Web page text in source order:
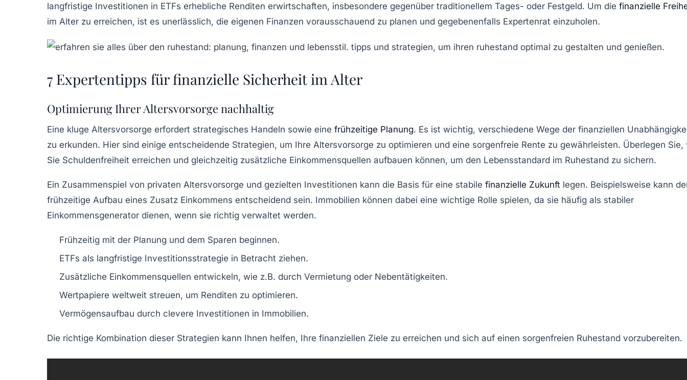
langfristige Investitionen in ETFs erhebliche Renditen erwirtschaften, insbesondere gegenüber traditionellem Tages- oder Festgeld. Um die finanzielle
im Alter zu erreichen, ist es unerlässlich, die eigenen Finanzen vorausschauend zu planen und gegebenenfalls Expertenrat einzuholen.
7 Expertentipps für finanzielle Sicherheit im Alter
Optimierung Ihrer Altersvorsorge nachhaltig
Eine kluge Altersvorsorge erfordert strategisches Handeln sowie eine frühzeitige Planung. Es ist wichtig, verschiedene Wege der finanziellen
zu erkunden. Hier sind einige entscheidende Strategien, um Ihre Altersvorsorge zu optimieren und eine sorgenfreie Rente zu gewährleisten. Überlegen Sie,
Sie Schuldenfreiheit erreichen und gleichzeitig zusätzliche Einkommensquellen aufbauen können, um den Lebensstandard im Ruhestand zu sichern.
Ein Zusammenspiel von privaten Altersvorsorge und gezielten Investitionen kann die Basis für eine stabile finanzielle Zukunft legen. Beispielsweise kann
frühzeitige Aufbau eines Zusatz Einkommens entscheidend sein. Immobilien können dabei eine wichtige Rolle spielen, da sie häufig als stabiler
Einkommensgenerator dienen, wenn sie richtig verwaltet werden.
Frühzeitig mit der Planung und dem Sparen beginnen.
ETFs als langfristige Investitionsstrategie in Betracht ziehen.
Zusätzliche Einkommensquellen entwickeln, wie z.B. durch Vermietung oder Nebentätigkeiten.
Wertpapiere weltweit streuen, um Renditen zu optimieren.
Vermögensaufbau durch clevere Investitionen in Immobilien.
Die richtige Kombination dieser Strategien kann Ihnen helfen, Ihre finanziellen Ziele zu erreichen und sich auf einen sorgenfreien Ruhestand vorzubereiten.